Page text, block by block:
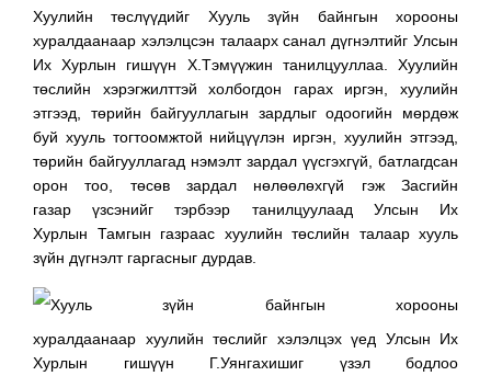
Хуулийн төслүүдийг Хууль зүйн байнгын хорооны
хуралдаанаар хэлэлцсэн талаарх санал дүгнэлтийг Улсын
Их Хурлын гишүүн Х.Тэмүүжин танилцууллаа. Хуулийн
төслийн хэрэгжилттэй холбогдон гарах иргэн, хуулийн
этгээд, төрийн байгууллагын зардлыг одоогийн мөрдөж
буй хууль тогтоомжтой нийцүүлэн иргэн, хуулийн этгээд,
төрийн байгууллагад нэмэлт зардал үүсгэхгүй, батлагдсан
орон тоо, төсөв зардал нөлөөлөхгүй гэж Засгийн
газар үзсэнийг тэрбээр танилцуулаад Улсын Их
Хурлын Тамгын газраас хуулийн төслийн талаар хууль
зүйн дүгнэлт гаргасныг дурдав.
Хууль зүйн байнгын хорооны
хуралдаанаар хуулийн төслийг хэлэлцэх үед Улсын Их
Хурлын гишүүн Г.Уянгахишиг үзэл бодлоо